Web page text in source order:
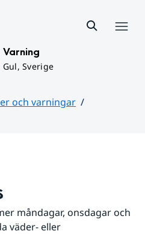
Varning
Gul, Sverige
och varningar
måndagar, onsdagar och
väder- eller